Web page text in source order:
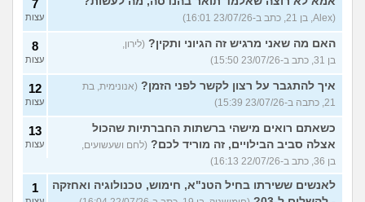
(Alex, בן 21, כתב ב-23/07/26 16:01)
7
עצות
האם מה שאני מרגיש זה הגיוני ותקין? (לירון,
בן 31, כתב ב-23/07/26 15:50)
8
עצות
איך להתגבר על רצון לקשר לפני הזמן? (אנונימית, בת
21, כתבה ב-23/07/26 15:39)
12
עצות
כשאתם רואים מישהי ברשתות החברתיות שהכול
אצלה סביב הבילויים, זה מוריד לכם? (לחם ושעשועים,
בן 36, כתב ב-22/07/26 16:13)
13
עצות
לאנשים ששירתו בחיל הטנ"א, חימוש, טכנולוגיה ואחזקה
1